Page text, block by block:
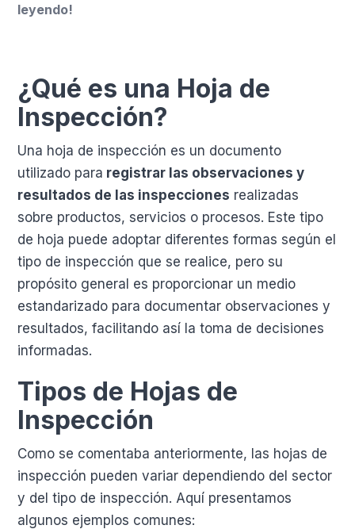
leyendo!
¿Qué es una Hoja de
Inspección?
Una hoja de inspección es un documento
utilizado para registrar las observaciones y
resultados de las inspecciones realizadas
sobre productos, servicios o procesos. Este tipo
de hoja puede adoptar diferentes formas según el
tipo de inspección que se realice, pero su
propósito general es proporcionar un medio
estandarizado para documentar observaciones y
resultados, facilitando así la toma de decisiones
informadas.
Tipos de Hojas de
Inspección
Como se comentaba anteriormente, las hojas de
inspección pueden variar dependiendo del sector
y del tipo de inspección. Aquí presentamos
algunos ejemplos comunes: